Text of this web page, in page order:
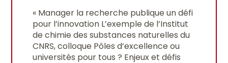
« Manager la recherche publique un défi
pour l’innovation L’exemple de l’Institut
de chimie des substances naturelles du
CNRS, colloque Pôles d’excellence ou
universités pour tous ? Enjeux et défis